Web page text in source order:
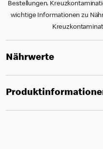
Bestellungen.
wichtige Informationen zu
Nährwerte